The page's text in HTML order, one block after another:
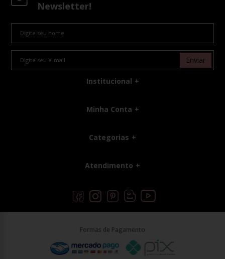
Newsletter!
Enviar
Institucional
Minha Conta
Categorias
Atendimento
Formas de Pagamento